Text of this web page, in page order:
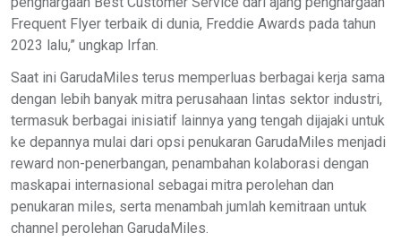
Frequent Flyer terbaik di dunia, Freddie Awards pada tahun
2023 lalu,” ungkap Irfan.
Saat ini GarudaMiles terus memperluas berbagai kerja sama
dengan lebih banyak mitra perusahaan lintas sektor industri,
termasuk berbagai inisiatif lainnya yang tengah dijajaki untuk
ke depannya mulai dari opsi penukaran GarudaMiles menjadi
reward non-penerbangan, penambahan kolaborasi dengan
maskapai internasional sebagai mitra perolehan dan
penukaran miles, serta menambah jumlah kemitraan untuk
channel perolehan GarudaMiles.